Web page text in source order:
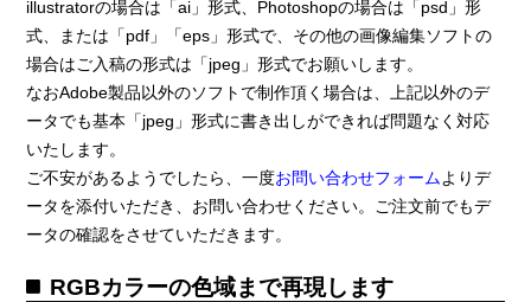
illustratorの場合は「ai」形式、Photoshopの場合は「psd」形
式、または「pdf」「eps」形式で、その他の画像編集ソフトの
場合はご入稿の形式は「jpeg」形式でお願いします。
なおAdobe製品以外のソフトで制作頂く場合は、上記以外のデ
ータでも基本「jpeg」形式に書き出しができれば問題なく対応
いたします。
ご不安があるようでしたら、一度お問い合わせフォームよりデ
ータを添付いただき、お問い合わせください。ご注文前でもデ
ータの確認をさせていただきます。
RGBカラーの色域まで再現します